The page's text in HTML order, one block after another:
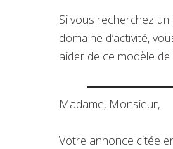
Si vous recherchez
domaine d’activité,
aider de ce modèle
Madame, Monsieur,
Votre annonce citée